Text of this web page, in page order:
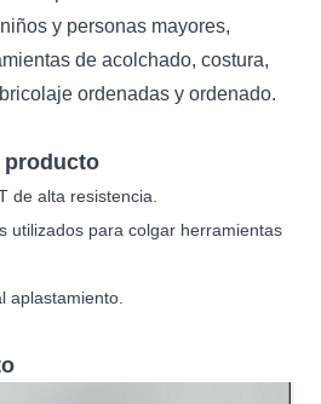
y personas mayores,
de acolchado, costura,
ordenadas y ordenado.
producto
de alta resistencia.
utilizados para colgar herramientas
aplastamiento.